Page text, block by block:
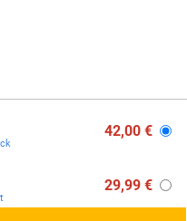
42,00 €
29,99 €